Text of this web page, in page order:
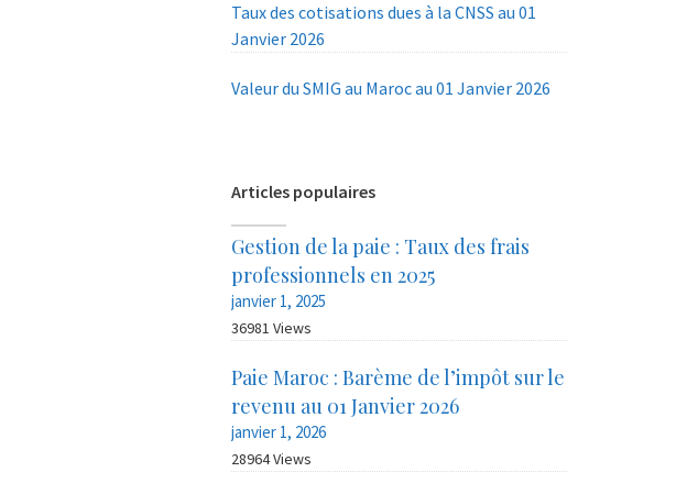
Taux des cotisations dues à la CNSS au 01
Janvier 2026
Valeur du SMIG au Maroc au 01 Janvier 2026
Articles populaires
Gestion de la paie : Taux des frais
professionnels en 2025
janvier 1, 2025
36981 Views
Paie Maroc : Barème de l’impôt sur le
revenu au 01 Janvier 2026
janvier 1, 2026
28964 Views